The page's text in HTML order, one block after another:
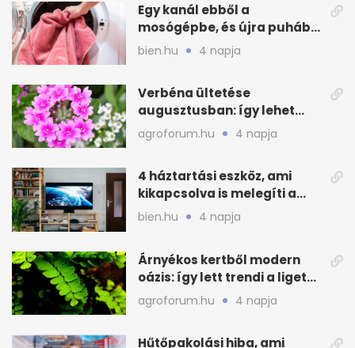
Egy kanál ebből a
mosógépbe, és újra puhább
lesz a törölköző
bien.hu 4 napja
Verbéna ültetése
augusztusban: így lehet
még idén virágos a kert
agroforum.hu 4 napja
4 háztartási eszköz, ami
kikapcsolva is melegíti a
lakást
bien.hu 4 napja
Árnyékos kertből modern
oázis: így lett trendi a ligetes
zöld
agroforum.hu 4 napja
Hűtőpakolási hiba, ami